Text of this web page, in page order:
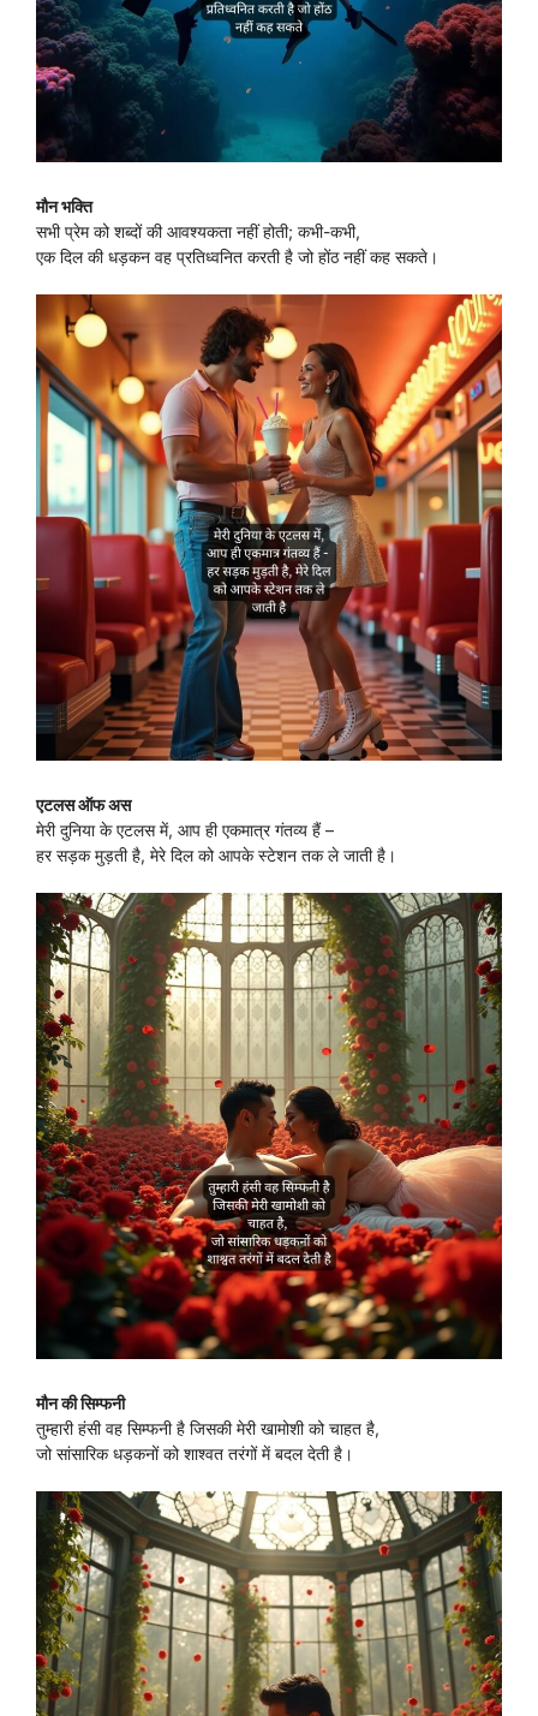
मौन भक्ति
सभी प्रेम को शब्दों की आवश्यकता नहीं होती; कभी-कभी,
एक दिल की धड़कन वह प्रतिध्वनित करती है जो होंठ नहीं कह सकते।
एटलस ऑफ अस
मेरी दुनिया के एटलस में, आप ही एकमात्र गंतव्य हैं –
हर सड़क मुड़ती है, मेरे दिल को आपके स्टेशन तक ले जाती है।
मौन की सिम्फनी
तुम्हारी हंसी वह सिम्फनी है जिसकी मेरी खामोशी को चाहत है,
जो सांसारिक धड़कनों को शाश्वत तरंगों में बदल देती है।